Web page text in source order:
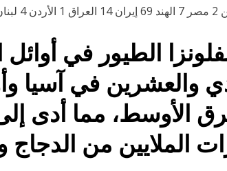
الطيور في أوائل
والعشرين في آسيا
الأوسط، مما أدى